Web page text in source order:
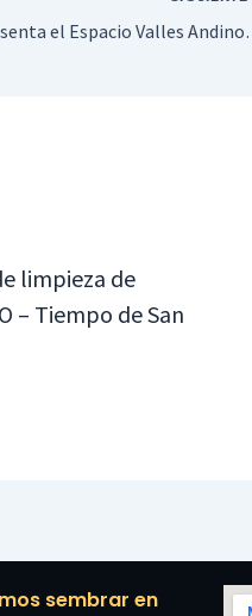
Fecoagro
limpieza de
– Tiempo de San
sembrar en